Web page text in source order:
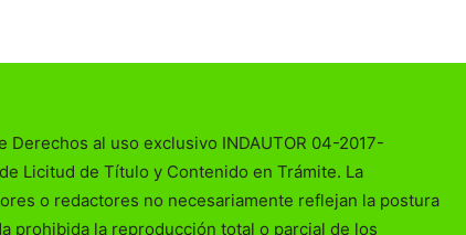
Derechos al uso exclusivo INDAUTOR 04-2017-
Licitud de Título y Contenido en Trámite. La
o redactores no necesariamente reflejan la postura
prohibida la reproducción total o parcial de los